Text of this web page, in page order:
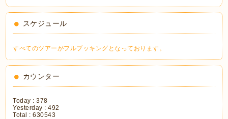
スケジュール
すべてのツアーがフルブッキングとなっております。
カウンター
Today :378
Yesterday :492
Total :630543